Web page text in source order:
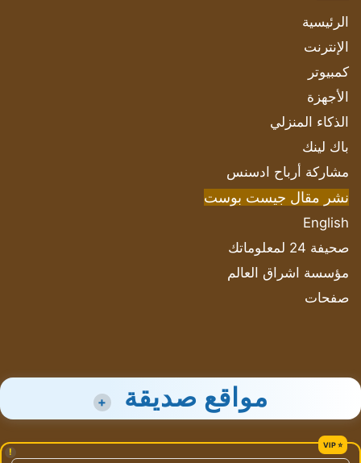
الرئيسية
الإنترنت
كمبيوتر
الأجهزة
الذكاء المنزلي
باك لينك
مشاركة أرباح ادسنس
نشر مقال جيست بوست
English
صحيفة 24 لمعلوماتك
مؤسسة اشراق العالم
صفحات
مواقع صديقة +
!